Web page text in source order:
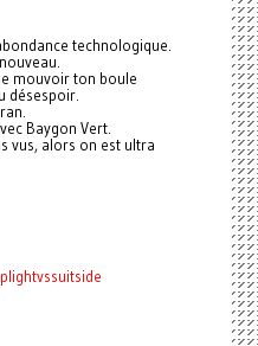
technologique.
mouvoir ton boule
désespoir.
Baygon Vert.
vus, alors on est ultra